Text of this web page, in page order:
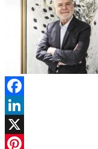
Facebook
LinkedIn
X